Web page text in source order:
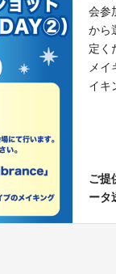
会参
から
定く
メ
イキ
ご提
ータ